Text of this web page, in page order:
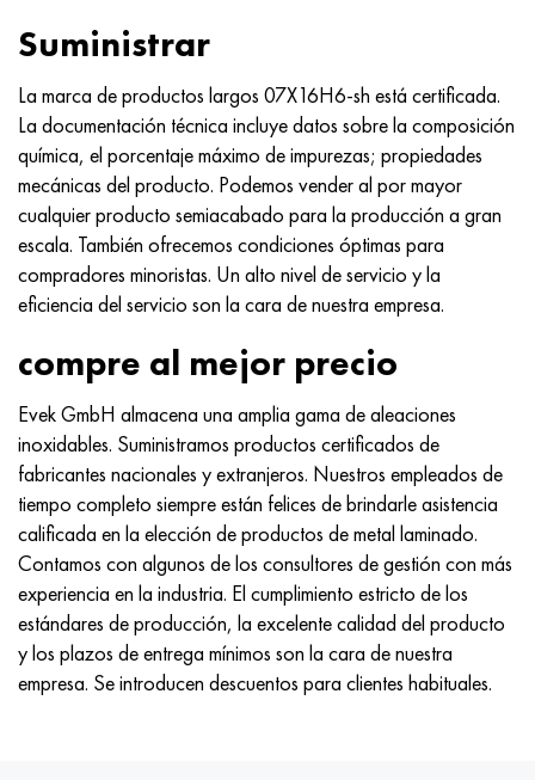
Suministrar
La marca de productos largos 07X16H6-sh está certificada.
La documentación técnica incluye datos sobre la composición
química, el porcentaje máximo de impurezas; propiedades
mecánicas del producto. Podemos vender al por mayor
cualquier producto semiacabado para la producción a gran
escala. También ofrecemos condiciones óptimas para
compradores minoristas. Un alto nivel de servicio y la
eficiencia del servicio son la cara de nuestra empresa.
compre al mejor precio
Evek GmbH almacena una amplia gama de aleaciones
inoxidables. Suministramos productos certificados de
fabricantes nacionales y extranjeros. Nuestros empleados de
tiempo completo siempre están felices de brindarle asistencia
calificada en la elección de productos de metal laminado.
Contamos con algunos de los consultores de gestión con más
experiencia en la industria. El cumplimiento estricto de los
estándares de producción, la excelente calidad del producto
y los plazos de entrega mínimos son la cara de nuestra
empresa. Se introducen descuentos para clientes habituales.